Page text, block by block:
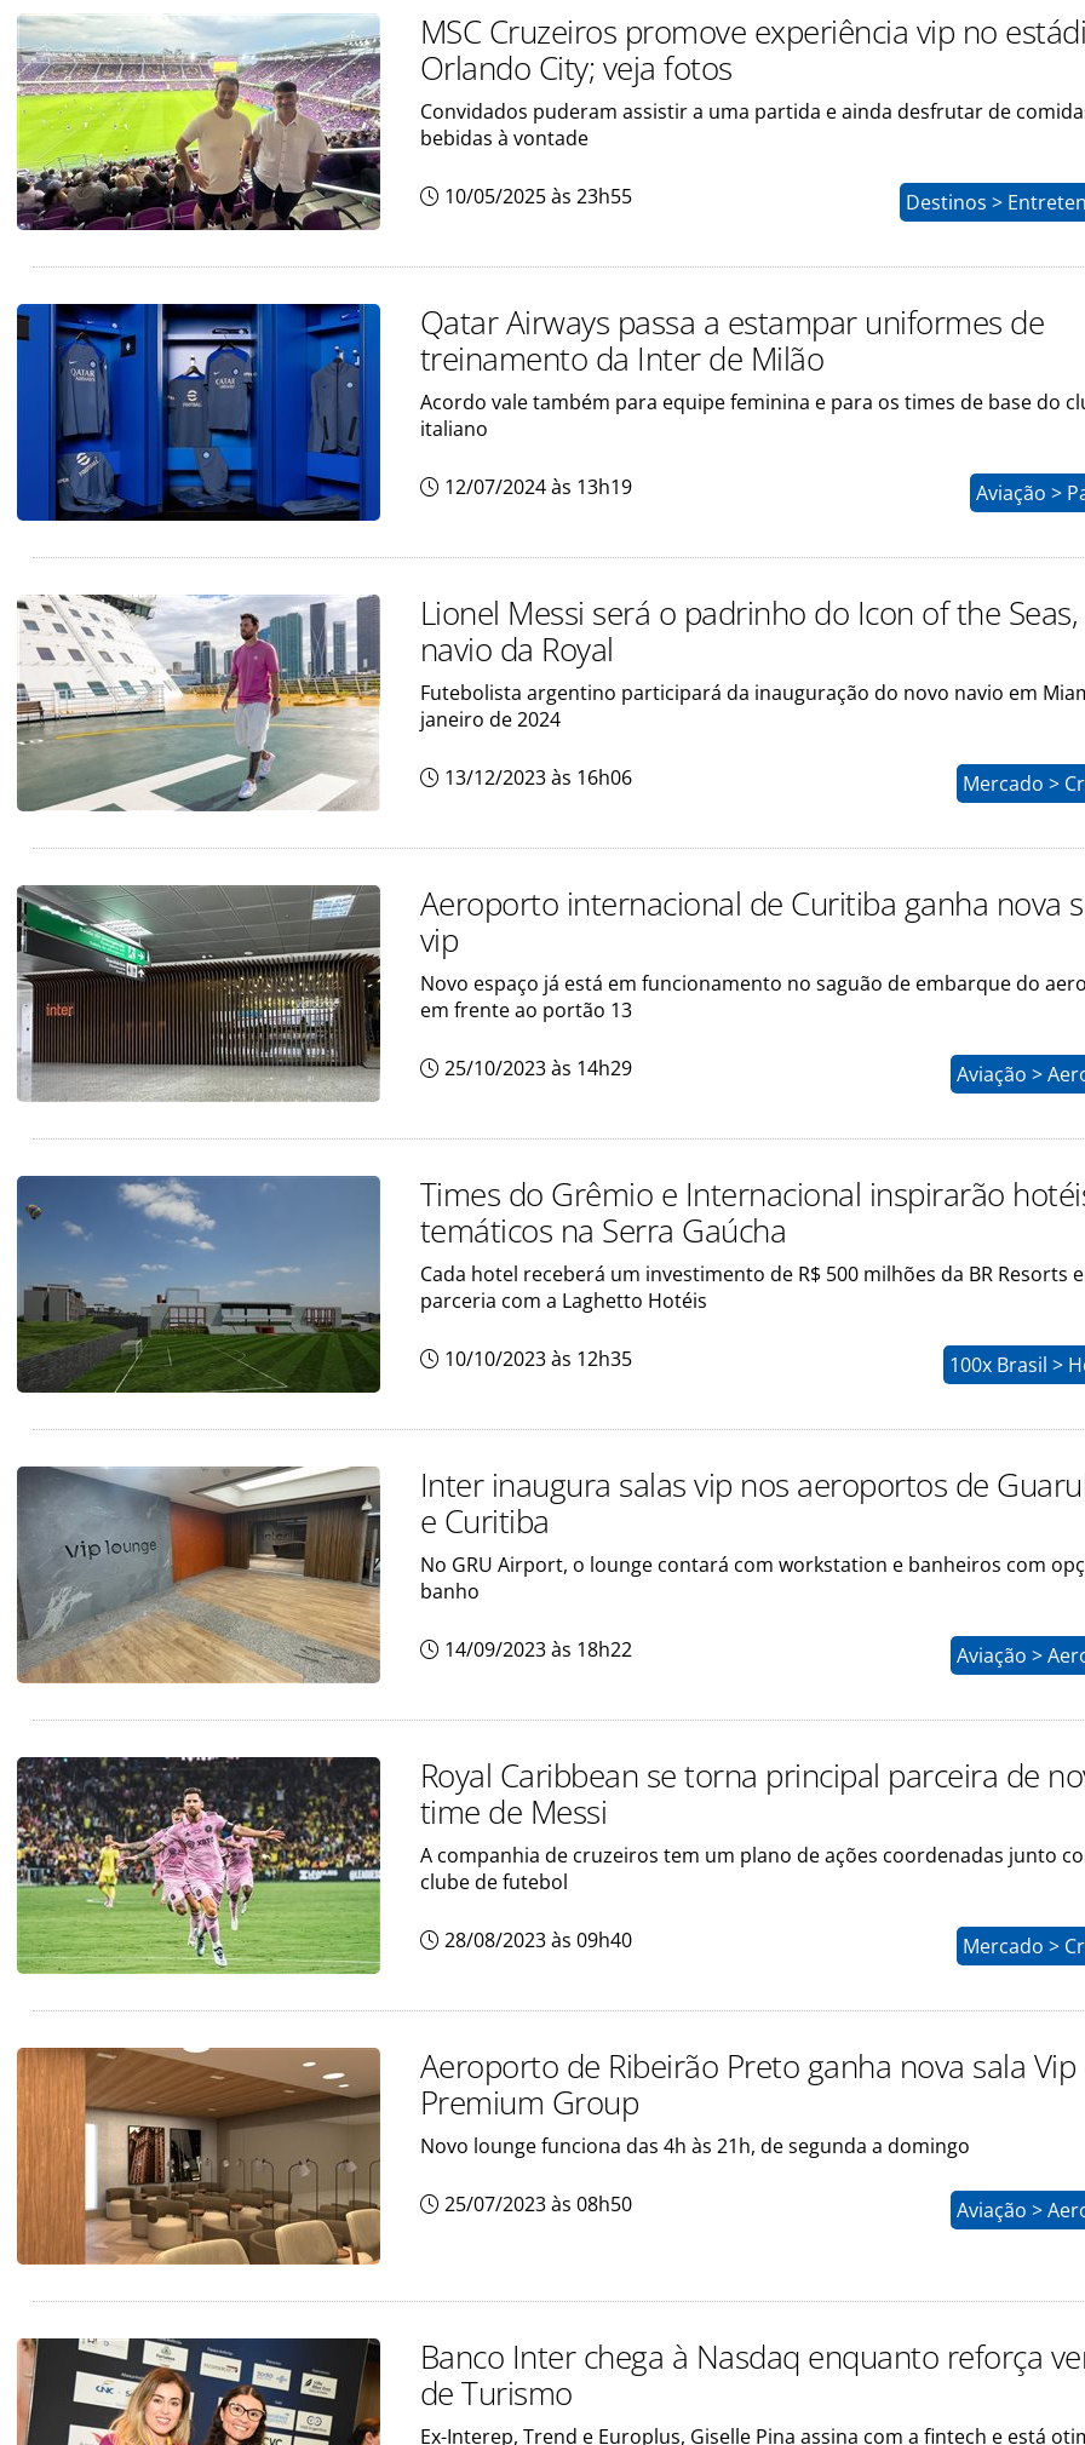
MSC Cruzeiros promove experiência vip no
Orlando City; veja fotos
Convidados puderam assistir a uma partida e ainda desfrutar de
bebidas à vontade
10/05/2025 às 23h55 Destinos >
Qatar Airways passa a estampar uniformes de
treinamento da Inter de Milão
Acordo vale também para equipe feminina e para os times de base do
italiano
12/07/2024 às 13h19 Aviação >
Lionel Messi será o padrinho do Icon of the
navio da Royal
Futebolista argentino participará da inauguração do novo navio em
janeiro de 2024
13/12/2023 às 16h06 Mercado >
Aeroporto internacional de Curitiba ganha nova
vip
Novo espaço já está em funcionamento no saguão de embarque do
em frente ao portão 13
25/10/2023 às 14h29 Aviação >
Times do Grêmio e Internacional inspirarão
temáticos na Serra Gaúcha
Cada hotel receberá um investimento de R$ 500 milhões da BR Resorts
parceria com a Laghetto Hotéis
10/10/2023 às 12h35 100x Brasil >
Inter inaugura salas vip nos aeroportos de
e Curitiba
No GRU Airport, o lounge contará com workstation e banheiros com
banho
14/09/2023 às 18h22 Aviação >
Royal Caribbean se torna principal parceira de
time de Messi
A companhia de cruzeiros tem um plano de ações coordenadas junto
clube de futebol
28/08/2023 às 09h40 Mercado >
Aeroporto de Ribeirão Preto ganha nova sala Vip
Premium Group
Novo lounge funciona das 4h às 21h, de segunda a domingo
25/07/2023 às 08h50 Aviação >
Banco Inter chega à Nasdaq enquanto reforça
de Turismo
Ex-Interep, Trend e Europlus, Giselle Pina assina com a fintech e está